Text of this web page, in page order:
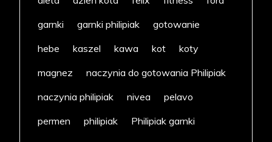
garnki
garnki philipiak
gotowanie
hebe
kaszel kawa kot
koty
magnez
naczynia do gotowania Philipiak
naczynia philipiak
nivea
pelavo
permen
philipiak
Philipiak garnki